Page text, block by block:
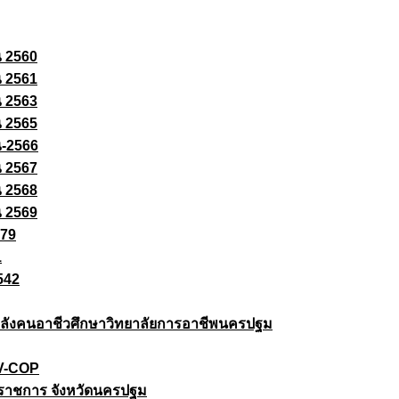
2560
2561
2563
2565
2566
2567
2568
2569
งคนอาชีวศึกษาวิทยาลัยการอาชีพนครปฐม
COP
าชการ จังหวัดนครปฐม